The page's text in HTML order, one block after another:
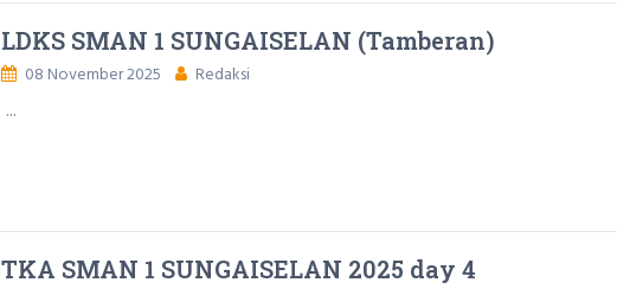
LDKS SMAN 1 SUNGAISELAN (Tamberan)
08 November 2025 Redaksi
...
TKA SMAN 1 SUNGAISELAN 2025 day 4